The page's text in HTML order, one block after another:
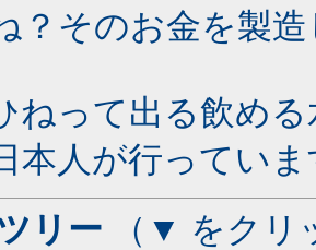
？そのお金を製
ねって出る飲める
本人が行っていま
リー （▼ をクリ